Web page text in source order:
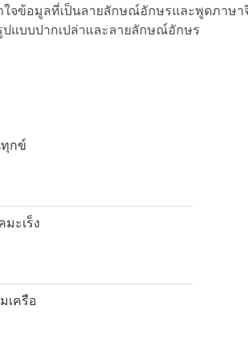
จข้อมูลที่เป็นลายลักษณ์อักษรและพูดภาษา
แบบปากเปล่าและลายลักษณ์อักษร
กข์
มะเร็ง
เครือ